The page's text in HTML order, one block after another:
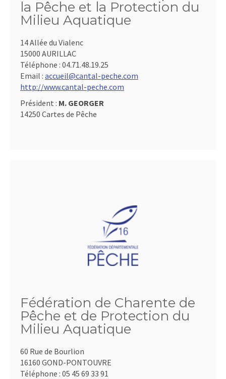
la Pêche et la Protection du
Milieu Aquatique
14 Allée du Vialenc
15000 AURILLAC
Téléphone : 04.71.48.19.25
Email : accueil@cantal-peche.com
http://www.cantal-peche.com
Président : M. GEORGER
14250 Cartes de Pêche
Fédération de Charente de
Pêche et de Protection du
Milieu Aquatique
60 Rue de Bourlion
16160 GOND-PONTOUVRE
Téléphone : 05 45 69 33 91